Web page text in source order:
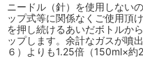
ニードル（針）を使用しない
ップ式等に関係なくご使用頂
を押し続けるあいだボトルか
ップします。余計なガスが噴
６）よりも1.25倍（150ml×約